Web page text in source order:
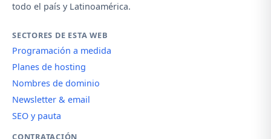
todo el país y Latinoamérica.
SECTORES DE ESTA WEB
Programación a medida
Planes de hosting
Nombres de dominio
Newsletter & email
SEO y pauta
CONTRATACIÓN